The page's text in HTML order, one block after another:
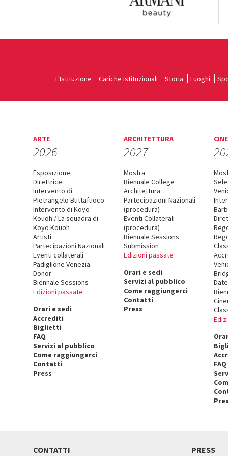
L'Istituzione Cariche istituzionali Storia Luoghi
ARTE
2026
Esposizione
Direttrice
Intervento di
Pietrangelo Buttafuoco
Intervento di Koyo
Kouoh / La squadra di
Koyo Kouoh
Artisti
Partecipazioni Nazionali
Eventi collaterali
Padiglione Venezia
Donor
Biennale Sessions
Edizioni passate
Orari e sedi
Accrediti
Biglietti
FAQ
Servizi al pubblico
Come raggiungerci
Contatti
Press
ARCHITETTURA
2027
Mostra
Biennale College
Architettura
Partecipazioni Nazionali
(procedura)
Eventi Collaterali
(procedura)
Biennale Sessions
Submission
Edizioni passate
Orari e sedi
Servizi al pubblico
Come raggiungerci
Contatti
Press
FAQ
CONTATTI PRESS